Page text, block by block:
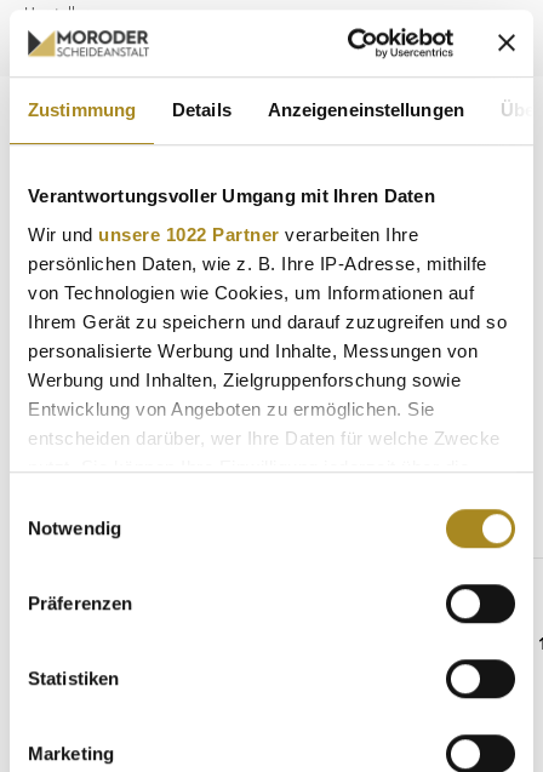
Zustimmung Details Anzeigeneinstellungen
Verantwortungsvoller Umgang mit Ihren Daten
Wir und unsere 1022 Partner verarbeiten Ihre
persönlichen Daten, wie z. B. Ihre IP-Adresse, mithilfe
von Technologien wie Cookies, um Informationen auf
Ihrem Gerät zu speichern und darauf zuzugreifen und so
personalisierte Werbung und Inhalte, Messungen von
Werbung und Inhalten, Zielgruppenforschung sowie
Entwicklung von Angeboten zu ermöglichen. Sie
entscheiden darüber, wer Ihre Daten für welche Zwecke
nutzt. Sie können Ihre Einwilligung jederzeit über die
Trigger Symbol ändern oder widerrufen
Informationen über Ihre geografische Lage
können
bestimmten Merkmalen (Fingerprinting) identifizieren
Erfahren Sie mehr darüber, wie Ihre persönlichen Daten
Notwendig
Präferenzen
Statistiken
Marketing
Hersteller:
Leipziger Edelmetallverarbeitung
Beschreibung
Armenien vereint symbolträchtiges Design mit hochwertiger
Eigenschaften
Hersteller
Weitere Angebote
Produktgalerie überspringen
Beliebte Goldmünzen